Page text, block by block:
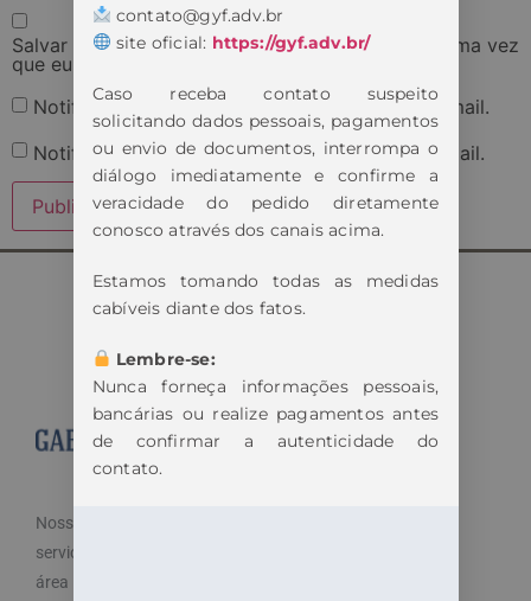
Salvar meus dados neste navegador para a próxima vez
que eu comentar.
Notifique-me sobre novos comentários por e-mail.
Notifique-me sobre novas publicações por e-mail.
Nosso objetivo é cuidar dos seus direitos e oferecemos
serviços especializados e diferenciados atendendo a
área trabalhista do direito. Por isso, disponibilizamos
contato@gyf.adv.br
site oficial: https://gyf.adv.br/
Caso receba contato suspeito
solicitando dados pessoais, pagamentos
ou envio de documentos, interrompa o
diálogo imediatamente e confirme a
veracidade do pedido diretamente
conosco através dos canais acima.
Estamos tomando todas as medidas
cabíveis diante dos fatos.
Lembre-se:
Nunca forneça informações pessoais,
bancárias ou realize pagamentos antes
de confirmar a autenticidade do
contato.